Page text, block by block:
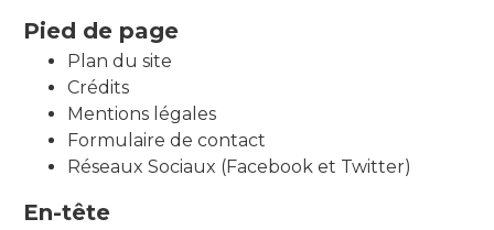
Pied de page
Plan du site
Crédits
Mentions légales
Formulaire de contact
Réseaux Sociaux (Facebook et Twitter)
En-tête